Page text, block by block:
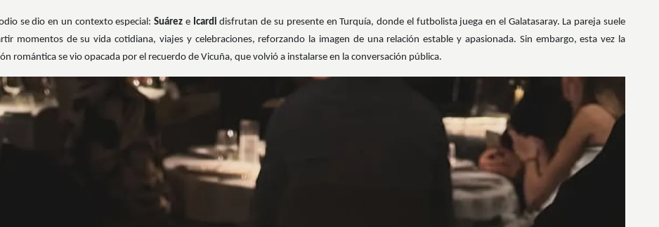
se dio en un contexto especial:Suárez e Icardi disfrutan de su presente en Turquía, donde el futbolista juega en el Galatasaray. La pareja suele
momentos de su vida cotidiana, viajes y celebraciones, reforzando la imagen de una relación estable y apasionada. Sin embargo, esta vez la
romántica se vio opacada por el recuerdo de Vicuña, que volvió a instalarse en la conversación pública.